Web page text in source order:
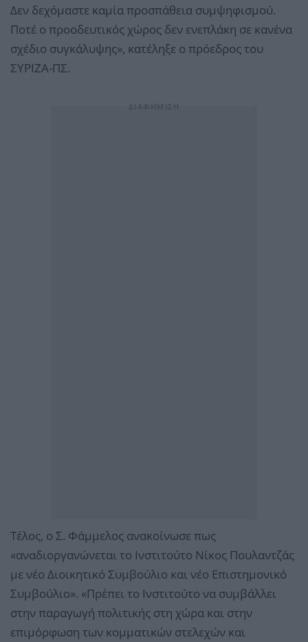
Δεν δεχόμαστε καμία προσπάθεια συμψηφισμού.
Ποτέ ο προοδευτικός χώρος δεν ενεπλάκη σε κανένα
σχέδιο συγκάλυψης», κατέληξε ο πρόεδρος του
ΣΥΡΙΖΑ-ΠΣ.
Τέλος, ο Σ. Φάμμελος ανακοίνωσε πως
«αναδιοργανώνεται το Ινστιτούτο Νίκος Πουλαντζάς
με νέο Διοικητικό Συμβούλιο και νέο Επιστημονικό
Συμβούλιο». «Πρέπει το Ινστιτούτο να συμβάλλει
στην παραγωγή πολιτικής στη χώρα και στην
επιμόρφωση των κομματικών στελεχών και